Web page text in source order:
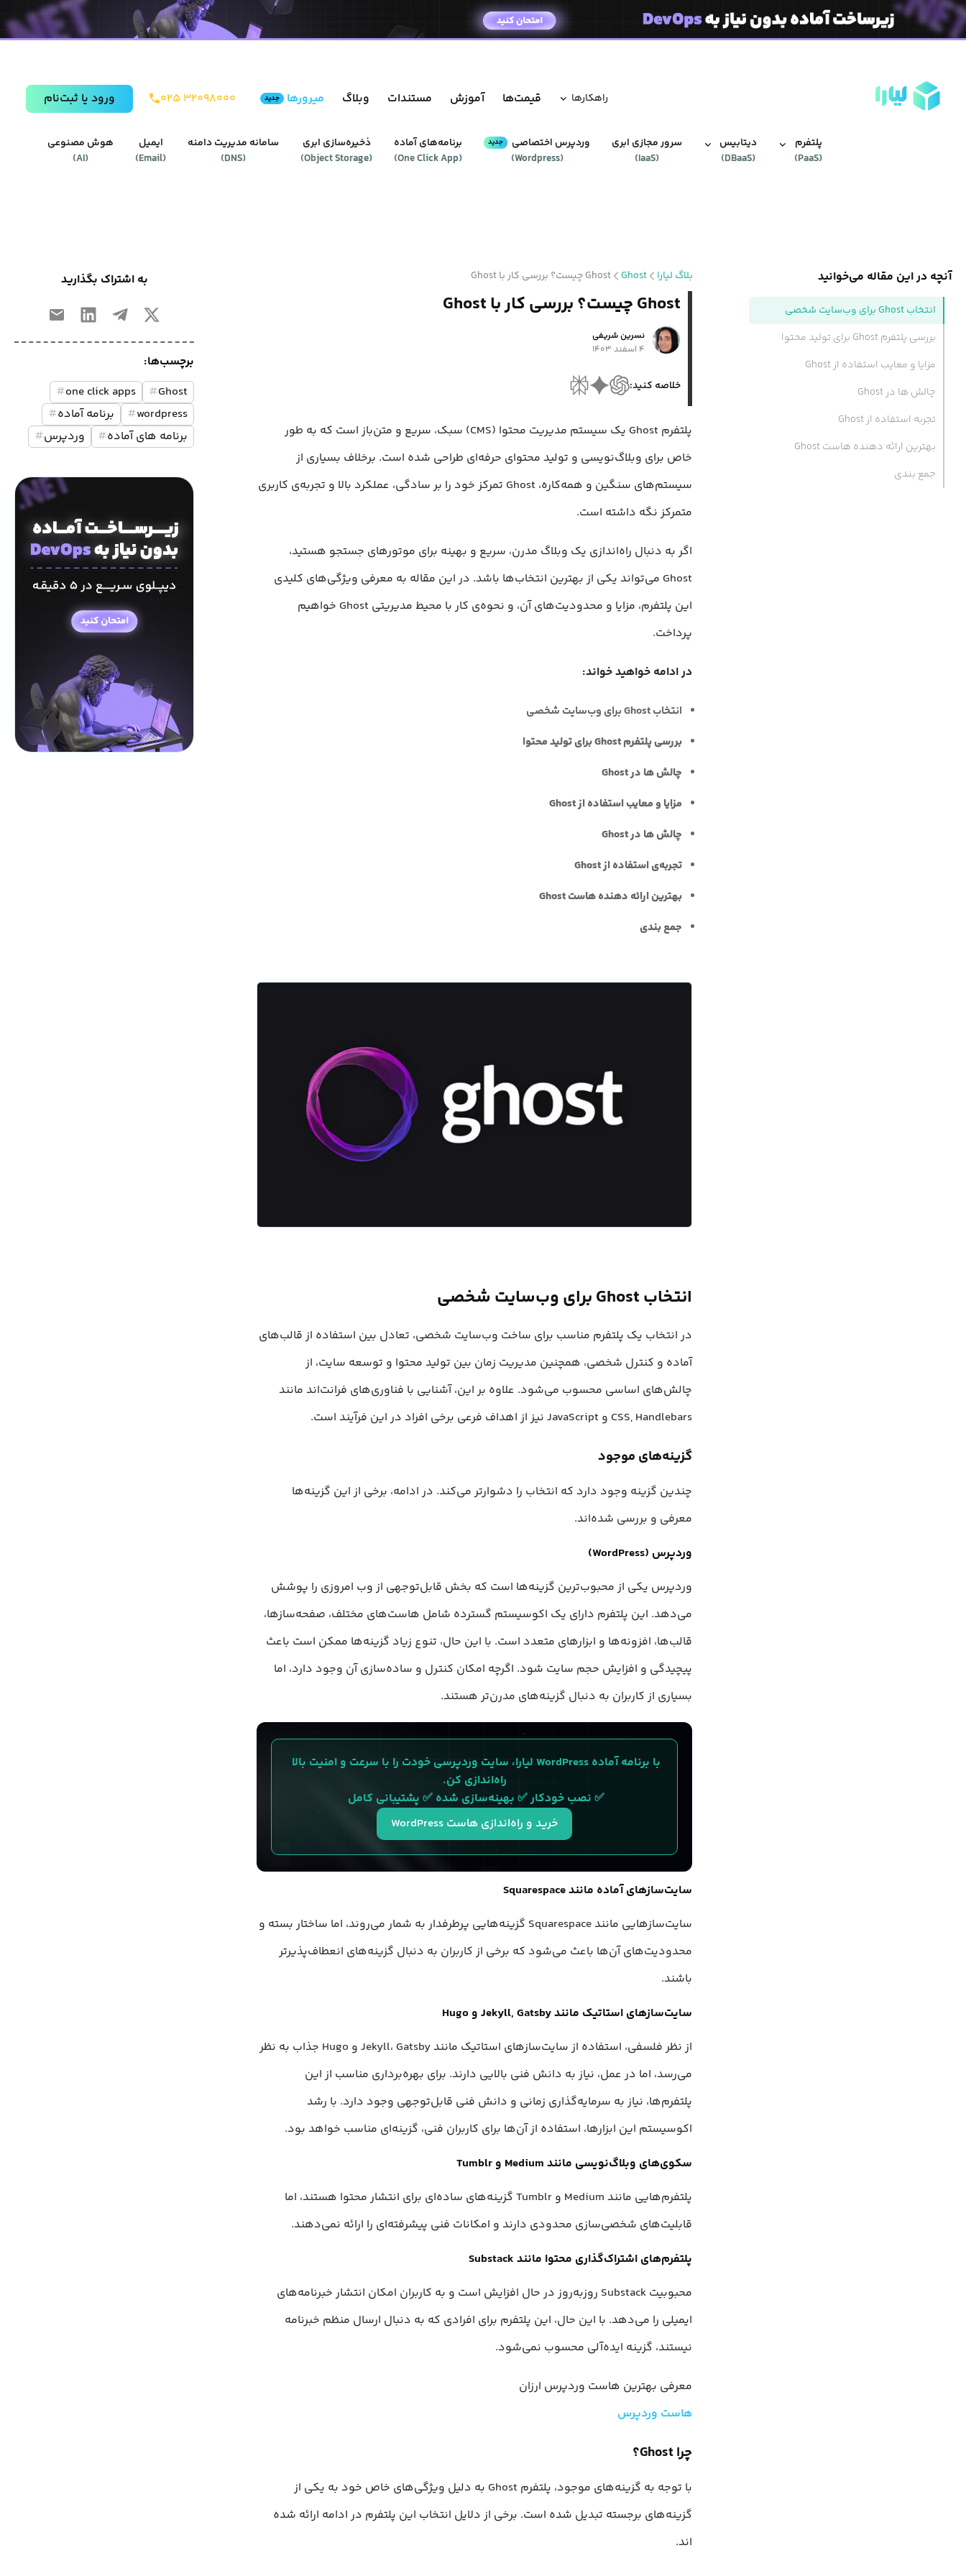
راهکار‌ها قیمت‌ها آموزش مستندات وبلاگ میرورها جدید ۰۲۵ ۳۲۰۹۸۰۰۰ ورود يا ثبت‌نام
هوش مصنوعی
(
AI
)
ایمیل
(
Email
)
سامانه مدیریت دامنه
(
DNS
)
ذخیره‌سازی ابری
(
Object Storage
)
برنامه‌های آماده
(
One Click App
)
وردپرس‌ اختصاصی جدید
(
Wordpress
)
سرور مجازی ابری
(
IaaS
)
دیتابیس‌
(
DBaaS
)
پلتفرم
(
PaaS
)
آنچه در این مقاله می‌خوانید
انتخاب Ghost برای وب‌سایت شخصی
بررسی پلتفرم Ghost برای تولید محتوا
مزایا و معایب استفاده از Ghost
چالش ها در Ghost
تجربه‌ استفاده از Ghost
بهترین ارائه دهنده هاست Ghost
جمع بندی
بلاگ لیارا Ghost Ghost چیست؟ بررسی کار با Ghost
Ghost چیست؟ بررسی کار با Ghost
نسرین شریفی
۴ اسفند ۱۴۰۳
خلاصه کنید:
پلتفرم Ghost یک سیستم مدیریت محتوا (CMS) سبک، سریع و متن‌باز است که به طور
خاص برای وبلاگ‌نویسی و تولید محتوای حرفه‌ای طراحی شده است. برخلاف بسیاری از
سیستم‌های سنگین و همه‌کاره، Ghost تمرکز خود را بر سادگی، عملکرد بالا و تجربه‌ی کاربری
متمرکز نگه داشته است.
اگر به دنبال راه‌اندازی یک وبلاگ مدرن، سریع و بهینه برای موتورهای جستجو هستید،
Ghost می‌تواند یکی از بهترین انتخاب‌ها باشد. در این مقاله به معرفی ویژگی‌های کلیدی
این پلتفرم، مزایا و محدودیت‌های آن، و نحوه‌ی کار با محیط مدیریتی Ghost خواهیم
پرداخت.
در ادامه خواهید خواند:
انتخاب Ghost برای وب‌سایت شخصی
بررسی پلتفرم Ghost برای تولید محتوا
چالش ها در Ghost
مزایا و معایب استفاده از Ghost
چالش ها در Ghost
تجربه‌ی استفاده از Ghost
بهترین ارائه دهنده هاست Ghost
جمع بندی
انتخاب Ghost برای وب‌سایت شخصی
در انتخاب یک پلتفرم مناسب برای ساخت وب‌سایت شخصی، تعادل بین استفاده از قالب‌های
آماده و کنترل شخصی، همچنین مدیریت زمان بین تولید محتوا و توسعه سایت، از
چالش‌های اساسی محسوب می‌شود. علاوه بر این، آشنایی با فناوری‌های فرانت‌اند مانند
CSS, Handlebars و JavaScript نیز از اهداف فرعی برخی افراد در این فرآیند است.
گزینه‌های موجود
چندین گزینه وجود دارد که انتخاب را دشوارتر می‌کند. در ادامه، برخی از این گزینه‌ها
معرفی و بررسی شده‌اند.
وردپرس (WordPress)
وردپرس یکی از محبوب‌ترین گزینه‌ها است که بخش قابل‌توجهی از وب امروزی را پوشش
می‌دهد. این پلتفرم دارای یک اکوسیستم گسترده شامل هاست‌های مختلف، صفحه‌سازها،
قالب‌ها، افزونه‌ها و ابزارهای متعدد است. با این حال، تنوع زیاد گزینه‌ها ممکن است باعث
پیچیدگی و افزایش حجم سایت شود. اگرچه امکان کنترل و ساده‌سازی آن وجود دارد، اما
بسیاری از کاربران به دنبال گزینه‌های مدرن‌تر هستند.
با برنامه آماده WordPress لیارا، سایت وردپرسی خودت را با سرعت و امنیت بالا
راه‌اندازی کن.
✅ نصب خودکار ✅ بهینه‌سازی شده ✅ پشتیبانی کامل
خرید و راه‌اندازی هاست WordPress
سایت‌سازهای آماده مانند Squarespace
سایت‌سازهایی مانند Squarespace گزینه‌هایی پرطرفدار به شمار می‌روند، اما ساختار بسته و
محدودیت‌های آن‌ها باعث می‌شود که برخی از کاربران به دنبال گزینه‌های انعطاف‌پذیرتر
باشند.
سایت‌سازهای استاتیک مانند Jekyll, Gatsby و Hugo
از نظر فلسفی، استفاده از سایت‌سازهای استاتیک مانند Jekyll، Gatsby و Hugo جذاب به نظر
می‌رسد، اما در عمل، نیاز به دانش فنی بالایی دارند. برای بهره‌برداری مناسب از این
پلتفرم‌ها، نیاز به سرمایه‌گذاری زمانی و دانش فنی قابل‌توجهی وجود دارد. با رشد
اکوسیستم این ابزارها، استفاده از آن‌ها برای کاربران فنی، گزینه‌ای مناسب خواهد بود.
سکوی‌های وبلاگ‌نویسی مانند Medium و Tumblr
پلتفرم‌هایی مانند Medium و Tumblr گزینه‌های ساده‌ای برای انتشار محتوا هستند، اما
قابلیت‌های شخصی‌سازی محدودی دارند و امکانات فنی پیشرفته‌ای را ارائه نمی‌دهند.
پلتفرم‌های اشتراک‌گذاری محتوا مانند Substack
محبوبیت Substack روزبه‌روز در حال افزایش است و به کاربران امکان انتشار خبرنامه‌های
ایمیلی را می‌دهد. با این حال، این پلتفرم برای افرادی که به دنبال ارسال منظم خبرنامه
نیستند، گزینه ایده‌آلی محسوب نمی‌شود.
معرفی بهترین هاست وردپرس ارزان
هاست وردپرس
چرا Ghost؟
با توجه به گزینه‌های موجود، پلتفرم Ghost به دلیل ویژگی‌های خاص خود به یکی از
گزینه‌های برجسته تبدیل شده است. برخی از دلایل انتخاب این پلتفرم در ادامه ارائه شده
اند.
به اشتراک بگذارید
برچسب‌ها:
Ghost
#
one click apps
#
wordpress
# برنامه آماده#
برنامه های آماده# وردپرس#